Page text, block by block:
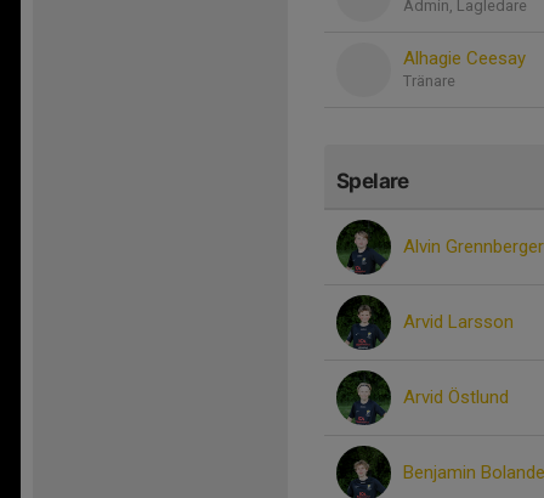
Admin, Lagledare
Alhagie Ceesay
Tränare
Spelare
Alvin Grennberger
Arvid Larsson
Arvid Östlund
Benjamin